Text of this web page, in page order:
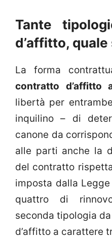
Tante
d’affitto,
La forma
contratto d’affitto
libertà per
inquilino – di
canone da
alle parti anche la
del contratto
imposta dalla
quattro di
seconda tipologia
d’affitto a carattere